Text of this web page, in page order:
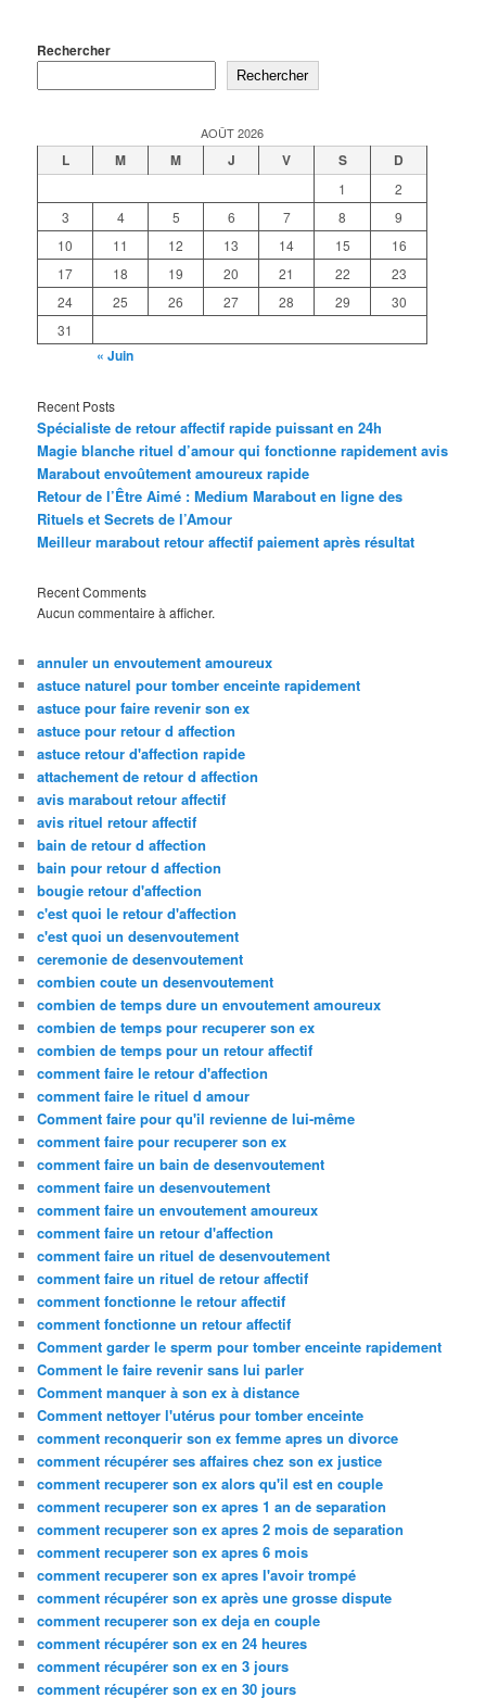
Rechercher
Rechercher
AOÛT 2026
L M M J V S D
1
2
3
4 5 6 7 8
9
10
11 12 13 14 15
16
17
18 19 20 21 22
23
24
25 26 27 28 29
30
31
« Juin
Recent Posts
Spécialiste de retour affectif rapide puissant en 24h
Magie blanche rituel d’amour qui fonctionne rapidement avis
Marabout envoûtement amoureux rapide
Retour de l’Être Aimé : Medium Marabout en ligne des
Rituels et Secrets de l’Amour
Meilleur marabout retour affectif paiement après résultat
Recent Comments
Aucun commentaire à afficher.
annuler un envoutement amoureux
astuce naturel pour tomber enceinte rapidement
astuce pour faire revenir son ex
astuce pour retour d affection
astuce retour d'affection rapide
attachement de retour d affection
avis marabout retour affectif
avis rituel retour affectif
bain de retour d affection
bain pour retour d affection
bougie retour d'affection
c'est quoi le retour d'affection
c'est quoi un desenvoutement
ceremonie de desenvoutement
combien coute un desenvoutement
combien de temps dure un envoutement amoureux
combien de temps pour recuperer son ex
combien de temps pour un retour affectif
comment faire le retour d'affection
comment faire le rituel d amour
Comment faire pour qu'il revienne de lui-même
comment faire pour recuperer son ex
comment faire un bain de desenvoutement
comment faire un desenvoutement
comment faire un envoutement amoureux
comment faire un retour d'affection
comment faire un rituel de desenvoutement
comment faire un rituel de retour affectif
comment fonctionne le retour affectif
comment fonctionne un retour affectif
Comment garder le sperm pour tomber enceinte rapidement
Comment le faire revenir sans lui parler
Comment manquer à son ex à distance
Comment nettoyer l'utérus pour tomber enceinte
comment reconquerir son ex femme apres un divorce
comment récupérer ses affaires chez son ex justice
comment recuperer son ex alors qu'il est en couple
comment recuperer son ex apres 1 an de separation
comment recuperer son ex apres 2 mois de separation
comment recuperer son ex apres 6 mois
comment recuperer son ex apres l'avoir trompé
comment récupérer son ex après une grosse dispute
comment recuperer son ex deja en couple
comment récupérer son ex en 24 heures
comment récupérer son ex en 3 jours
comment récupérer son ex en 30 jours